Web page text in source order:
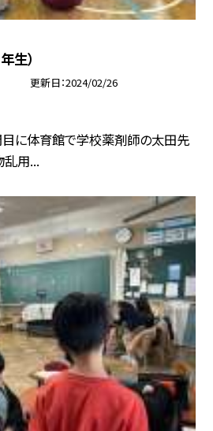
生）
更新日 2024/02/26
目に体育館で学校薬剤師の太田先
乱用...